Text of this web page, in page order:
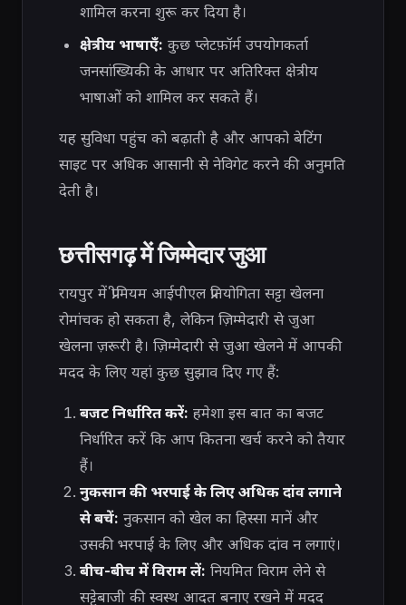
शामिल करना शुरू कर दिया है।
क्षेत्रीय भाषाएँ: कुछ प्लेटफ़ॉर्म उपयोगकर्ता
जनसांख्यिकी के आधार पर अतिरिक्त क्षेत्रीय
भाषाओं को शामिल कर सकते हैं।
यह सुविधा पहुंच को बढ़ाती है और आपको बेटिंग
साइट पर अधिक आसानी से नेविगेट करने की अनुमति
देती है।
छत्तीसगढ़ में जिम्मेदार जुआ
रायपुर में प्रीमियम आईपीएल प्रतियोगिता सट्टा खेलना
रोमांचक हो सकता है, लेकिन ज़िम्मेदारी से जुआ
खेलना ज़रूरी है। ज़िम्मेदारी से जुआ खेलने में आपकी
मदद के लिए यहां कुछ सुझाव दिए गए हैं:
बजट निर्धारित करें: हमेशा इस बात का बजट
निर्धारित करें कि आप कितना खर्च करने को तैयार
हैं।
नुकसान की भरपाई के लिए अधिक दांव लगाने
से बचें: नुकसान को खेल का हिस्सा मानें और
उसकी भरपाई के लिए और अधिक दांव न लगाएं।
बीच-बीच में विराम लें: नियमित विराम लेने से
सट्टेबाजी की स्वस्थ आदत बनाए रखने में मदद